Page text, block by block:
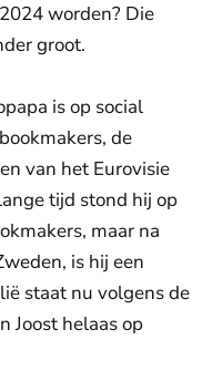
worden? Die
groot.
is op social
de
van het Eurovisie
tijd stond hij op
maar na
is hij een
staat nu volgens de
Joost helaas op